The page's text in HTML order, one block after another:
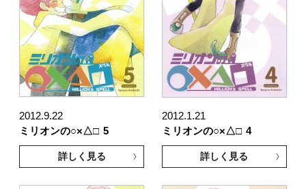
2012.9.22
ミリオンの○×△□ 5
詳しく見る
2012.1.21
ミリオンの○×△□ 4
詳しく見る